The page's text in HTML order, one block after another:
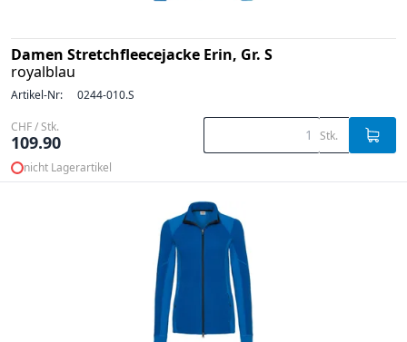
Damen Stretchfleecejacke Erin, Gr. S
royalblau
Artikel-Nr: 0244-010.S
CHF / Stk.
109.90 Stk.
nicht Lagerartikel